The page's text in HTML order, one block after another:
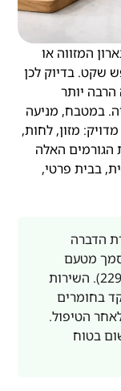
המזווה או
בדיוק לכן
יותר
במטבח, מניעה
מזון, לחות,
האלה
בבית פרטי,
הדברה
מטעם
המשרד להגנת הסביבה (מספר היתר 2292). השירות
בחומרים
הטיפול.
בטוח